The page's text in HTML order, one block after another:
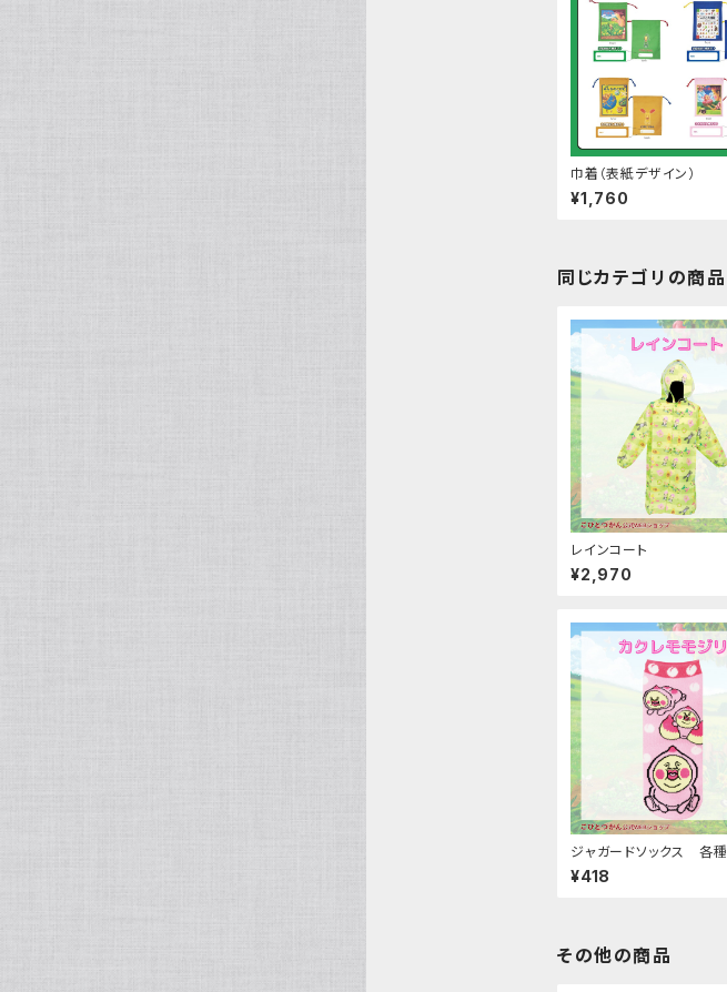
巾着（表紙デザイン）
¥1,760
同じカテゴリの商品
レインコート
¥2,970
ジャガードソックス 各種
¥418
その他の商品